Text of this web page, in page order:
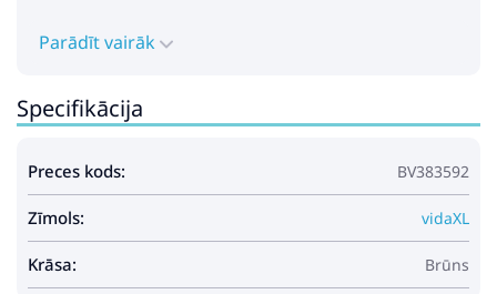
Parādīt vairāk
Specifikācija
Preces kods: BV383592
Zīmols: vidaXL
Krāsa: Brūns